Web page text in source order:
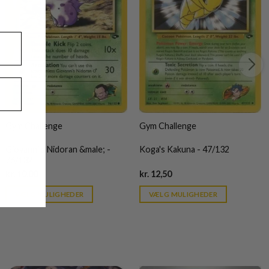
Gym Challenge
Giovanni's Nidoran &male; -
is:
kr. 39,95.
VÆLG MULIGHEDER
Gym Challenge
Koga's Kakuna - 47/132
kr.12,50Current
is:
kr. 39,95.
VÆLG MULIGHEDER